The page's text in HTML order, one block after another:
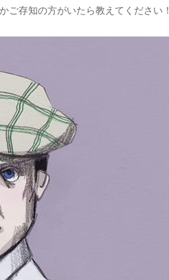
ご存知の方がいたら教えてください！